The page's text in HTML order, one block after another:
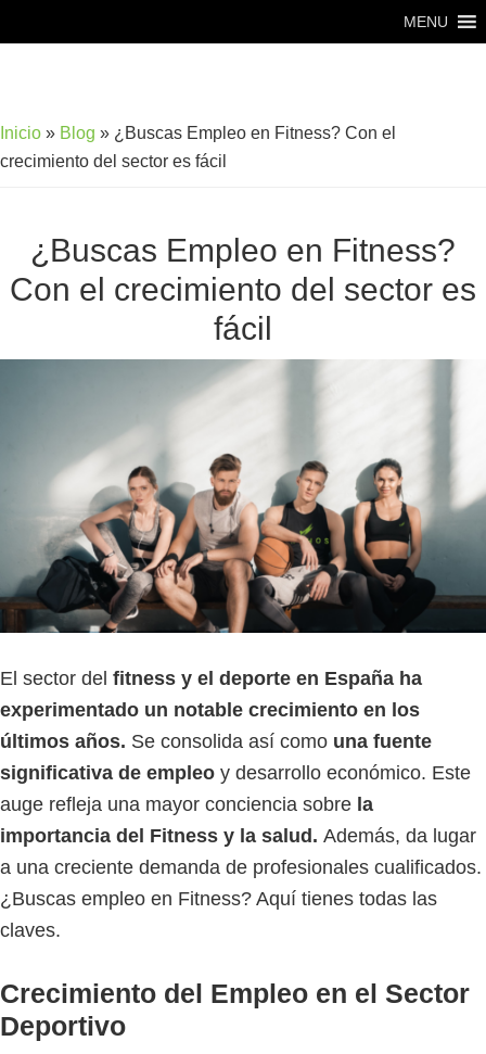
al
al
página
MENU
Inicio » Blog » ¿Buscas Empleo en Fitness? Con el
crecimiento del sector es fácil
¿Buscas Empleo en Fitness?
Con el crecimiento del sector es
fácil
El sector del fitness y el deporte en España ha
experimentado un notable crecimiento en los
últimos años. Se consolida así como una fuente
significativa de empleo y desarrollo económico. Este
auge refleja una mayor conciencia sobre la
importancia del Fitness y la salud. Además, da lugar
a una creciente demanda de profesionales cualificados.
¿Buscas empleo en Fitness? Aquí tienes todas las
claves.
Crecimiento del Empleo en el Sector
Deportivo